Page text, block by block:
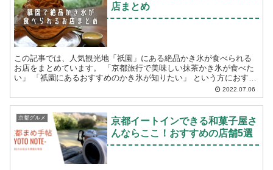
店まとめ
この記事では、人気観光地「祇園」にある絶品かき氷が食べられる
お店をまとめています。 「京都旅行で美味しい抹茶かき氷が食べた
い」 「祇園にあるおすすめのかき氷が知りたい」 という方におすす
2022.07.06
京都グルメ
京都イートインできる和菓子屋さ
んならここ！おすすめの店舗5選